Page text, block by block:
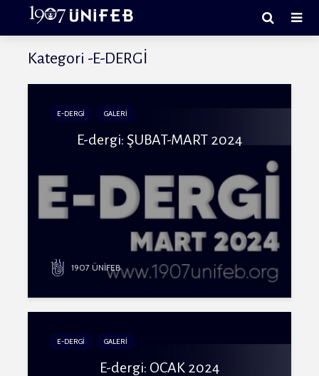
Kategori -E-DERGİ
E-DERGİ GALERİ
E-dergi: ŞUBAT-MART 2024
1907 ÜNİFEB
E-DERGİ GALERİ
E-dergi: OCAK 2024